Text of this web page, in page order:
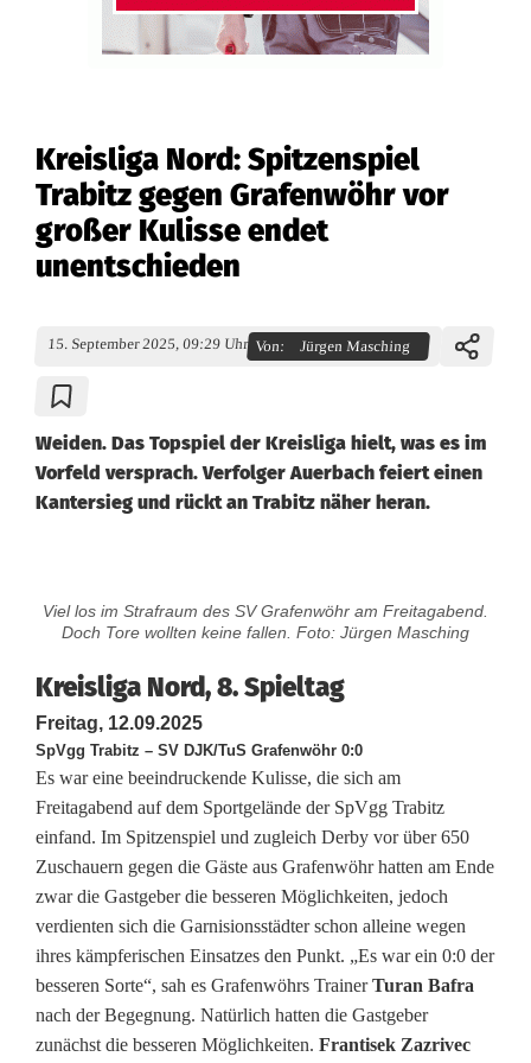
Kreisliga Nord: Spitzenspiel
Trabitz gegen Grafenwöhr vor
großer Kulisse endet
unentschieden
15. September 2025, 09:29 Uhr Von: Jürgen Masching
Weiden. Das Topspiel der Kreisliga hielt, was es im
Vorfeld versprach. Verfolger Auerbach feiert einen
Kantersieg und rückt an Trabitz näher heran.
e
i
s
l
i
g
a
N
o
Viel los im Strafraum des SV Grafenwöhr am Freitagabend.
Doch Tore wollten keine fallen. Foto: Jürgen Masching
Kreisliga Nord, 8. Spieltag
Freitag, 12.09.2025
SpVgg Trabitz – SV DJK/TuS Grafenwöhr 0:0
Es war eine beeindruckende Kulisse, die sich am
Freitagabend auf dem Sportgelände der SpVgg Trabitz
einfand. Im Spitzenspiel und zugleich Derby vor über 650
Zuschauern gegen die Gäste aus Grafenwöhr hatten am Ende
zwar die Gastgeber die besseren Möglichkeiten, jedoch
verdienten sich die Garnisionsstädter schon alleine wegen
ihres kämpferischen Einsatzes den Punkt. „Es war ein 0:0 der
besseren Sorte“, sah es Grafenwöhrs TrainerTuran Bafra
nach der Begegnung. Natürlich hatten die Gastgeber
zunächst die besseren Möglichkeiten. Frantisek Zazrivec